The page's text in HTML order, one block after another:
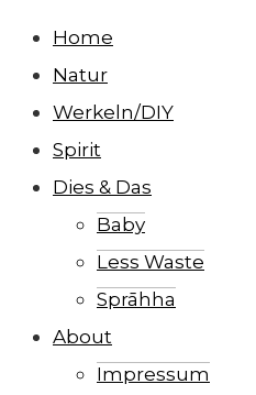
Home
Natur
Werkeln/DIY
Spirit
Dies & Das
Baby
Less Waste
Sprāhha
About
Impressum